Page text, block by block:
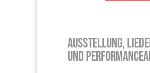
Ausstellung,
und